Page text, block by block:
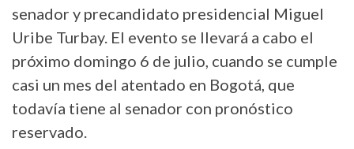
senador y precandidato presidencial Miguel
Uribe Turbay. El evento se llevará a cabo el
próximo domingo 6 de julio, cuando se cumple
casi un mes del atentado en Bogotá, que
todavía tiene al senador con pronóstico
reservado.